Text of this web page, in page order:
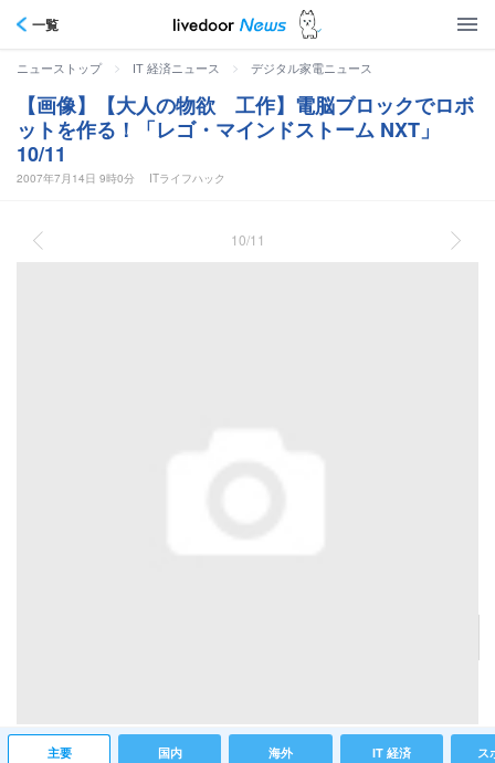
一覧
ニューストップ > IT 経済ニュース > デジタル家電ニュース
【画像】【大人の物欲 工作】電脳ブロックでロボ
ットを作る！「レゴ・マインドストーム NXT」
10/11
2007年7月14日 9時0分 ITライフハック
10/11
主要 国内 海外 IT 経済 ス